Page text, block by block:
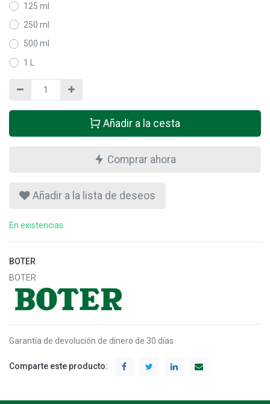
125 ml
250 ml
500 ml
1 L
Añadir a la cesta
Comprar ahora
Añadir a la lista de deseos
En existencias
BOTER
BOTER
Garantía de devolución de dinero de 30 días
Comparte este producto: